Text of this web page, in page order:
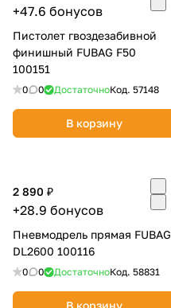
+47.6 бонусов
Пистолет гвоздезабивной
финишный FUBAG F50
100151
0 0 ДостаточноКод. 57148
В корзину
2 890 ₽
+28.9 бонусов
Пневмодрель прямая FUBAG
DL2600 100116
0 0 ДостаточноКод. 58831
В корзину